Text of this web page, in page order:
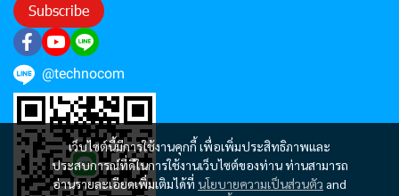
เว็บไซต์นี้มีการใช้งานคุกกี้ เพื่อเพิ่มประสิทธิภาพและ
ประสบการณ์ที่ดีในการใช้งานเว็บไซต์ของท่าน ท่านสามารถ
อ่านรายละเอียดเพิ่มเติมได้ที่ นโยบายความเป็นส่วนตัว and
Subscribe
@technocom